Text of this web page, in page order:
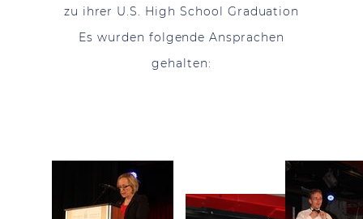
zu ihrer U.S. High School Graduation
Es wurden folgende Ansprachen
gehalten: